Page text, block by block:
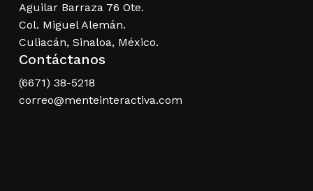
Aguilar Barraza 76 Ote.
Col. Miguel Alemán.
Culiacán, Sinaloa, México.
Contáctanos
(6671) 38-5218
correo@menteinteractiva.com